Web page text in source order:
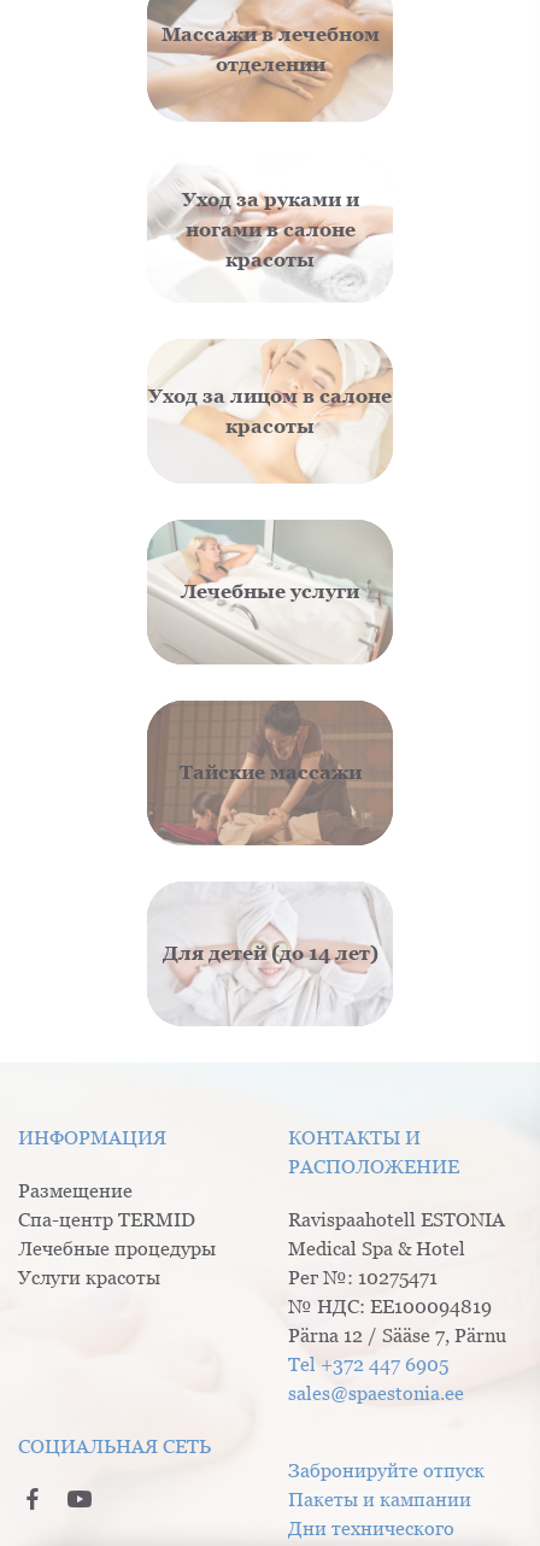
Массажи в лечебном
отделении
Уход за руками и
ногами в салоне
красоты
Уход за лицом в салоне
красоты
Лечебные услуги
Тайские массажи
Для детей (до 14 лет)
ИНФОРМАЦИЯ
Размещение
Спа-центр TERMID
Лечебные процедуры
Услуги красоты
КОНТАКТЫ И
РАСПОЛОЖЕНИЕ
Ravispaahotell ESTONIA
Medical Spa & Hotel
Рег №: 10275471
№ НДС: EE100094819
Pärna 12 / Sääse 7, Pärnu
Tel +372 447 6905
sales@spaestonia.ee
СОЦИАЛЬНАЯ СЕТЬ
Забронируйте отпуск
Пакеты и кампании
Дни технического